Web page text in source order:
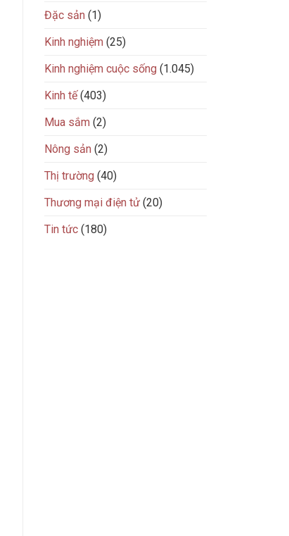
Đặc sản (1)
Kinh nghiệm (25)
Kinh nghiệm cuộc sống (1.045)
Kinh tế(403)
Mua sắm (2)
Nông sản (2)
Thị trường (40)
Thương mại điện tử(20)
Tin tức(180)